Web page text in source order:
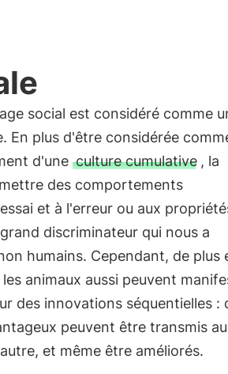
social est considéré comme
En plus d'être considérée
d'une culture cumulative , la
des comportements
et à l'erreur ou aux
discriminateur qui nous a
humains. Cependant, de plus
animaux aussi peuvent
des innovations séquentielles :
peuvent être transmis
et même être améliorés.